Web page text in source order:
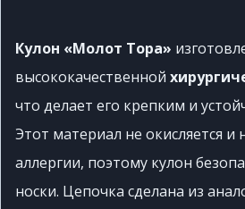
Кулон «Молот Тора»
высококачественной
что делает его крепким и
Этот материал не окисляется и
аллергии, поэтому кулон
носки. Цепочка сделана из